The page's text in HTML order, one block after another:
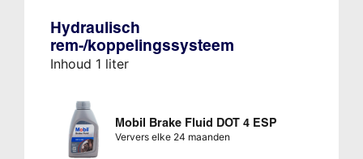
Hydraulisch
rem-/koppelingssysteem
Inhoud 1 liter
Mobil Brake Fluid DOT 4 ESP
Ververs elke 24 maanden